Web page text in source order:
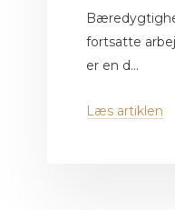
fortsatte
er en d...
Læs artiklen